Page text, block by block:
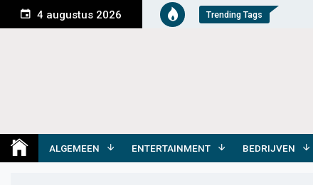
n
e
4 augustus 2026 Trending Tags
Medemblik Actueel
ALGEMEEN ENTERTAINMENT BEDRIJVEN